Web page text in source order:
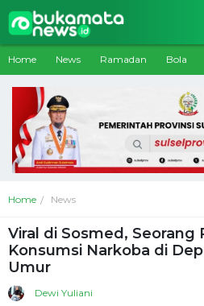
Home News Ramadan Bola
Home News
Viral di Sosmed, Seorang
Konsumsi Narkoba di
Umur
Dewi Yuliani